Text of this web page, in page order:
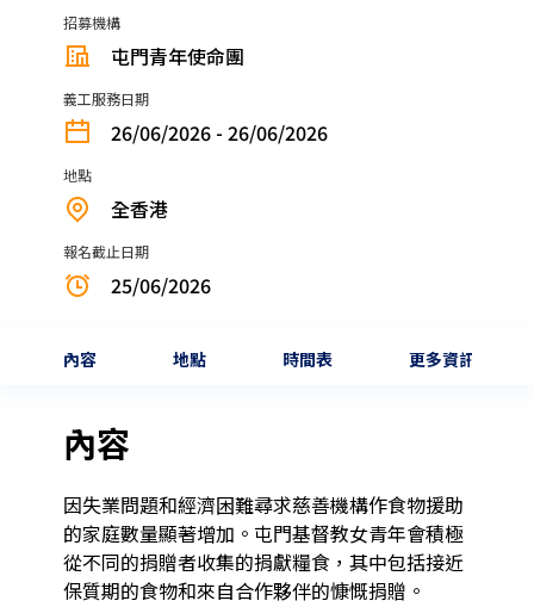
招募機構
屯門青年使命團
義工服務日期
26/06/2026 - 26/06/2026
地點
全香港
報名截止日期
25/06/2026
內容 地點 時間表 更多資訊
內容
因失業問題和經濟困難尋求慈善機構作食物援助
的家庭數量顯著增加。屯門基督教女青年會積極
從不同的捐贈者收集的捐獻糧食，其中包括接近
保質期的食物和來自合作夥伴的慷慨捐贈。